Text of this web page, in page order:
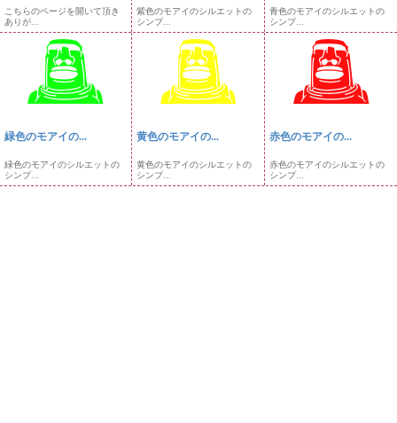
こちらのページを開いて頂き
ありが...
紫色のモアイのシルエットの
シンプ...
青色のモアイのシルエットの
シンプ...
緑色のモアイの...
緑色のモアイのシルエットの
シンプ...
黄色のモアイの...
黄色のモアイのシルエットの
シンプ...
赤色のモアイの...
赤色のモアイのシルエットの
シンプ...